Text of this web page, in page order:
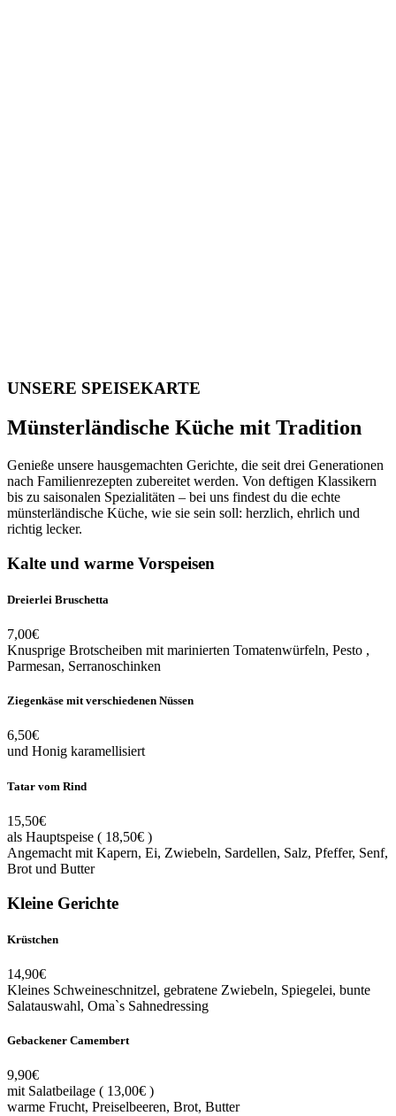
UNSERE SPEISEKARTE
Münsterländische Küche mit Tradition
Genieße unsere hausgemachten Gerichte, die seit drei Generationen
nach Familienrezepten zubereitet werden. Von deftigen Klassikern
bis zu saisonalen Spezialitäten – bei uns findest du die echte
münsterländische Küche, wie sie sein soll: herzlich, ehrlich und
richtig lecker.
Kalte und warme Vorspeisen
Dreierlei Bruschetta
7,00€
Knusprige Brotscheiben mit marinierten Tomatenwürfeln, Pesto ,
Parmesan, Serranoschinken
Ziegenkäse mit verschiedenen Nüssen
6,50€
und Honig karamellisiert
Tatar vom Rind
15,50€
als Hauptspeise ( 18,50€ )
Angemacht mit Kapern, Ei, Zwiebeln, Sardellen, Salz, Pfeffer, Senf,
Brot und Butter
Kleine Gerichte
Krüstchen
14,90€
Kleines Schweineschnitzel, gebratene Zwiebeln, Spiegelei, bunte
Salatauswahl, Oma`s Sahnedressing
Gebackener Camembert
9,90€
mit Salatbeilage ( 13,00€ )
warme Frucht, Preiselbeeren, Brot, Butter